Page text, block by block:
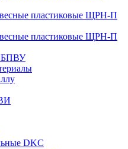
пластиковые ЩРН-П
пластиковые ЩРН-П
DKC